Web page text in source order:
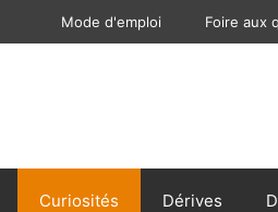
Mode d'emploi Foire aux
Curiosités Dérives